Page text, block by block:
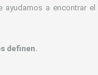
ayudamos a encontrar el
definen.